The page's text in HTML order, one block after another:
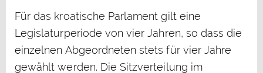
Für das kroatische Parlament gilt eine
Legislaturperiode von vier Jahren, so dass die
einzelnen Abgeordneten stets für vier Jahre
gewählt werden. Die Sitzverteilung im